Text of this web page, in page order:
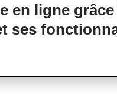
en ligne grâce
ses